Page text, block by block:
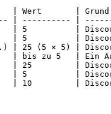
| Wert       |
| ---------- |
| 5
| 5
(max.) | 25 (5
| bis zu 5   | Ein
| 25
| 5          |
| 10